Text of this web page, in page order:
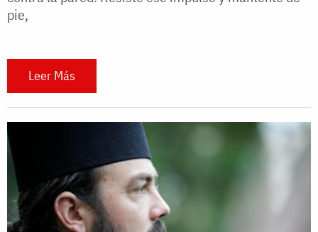
pie,
Leer Más